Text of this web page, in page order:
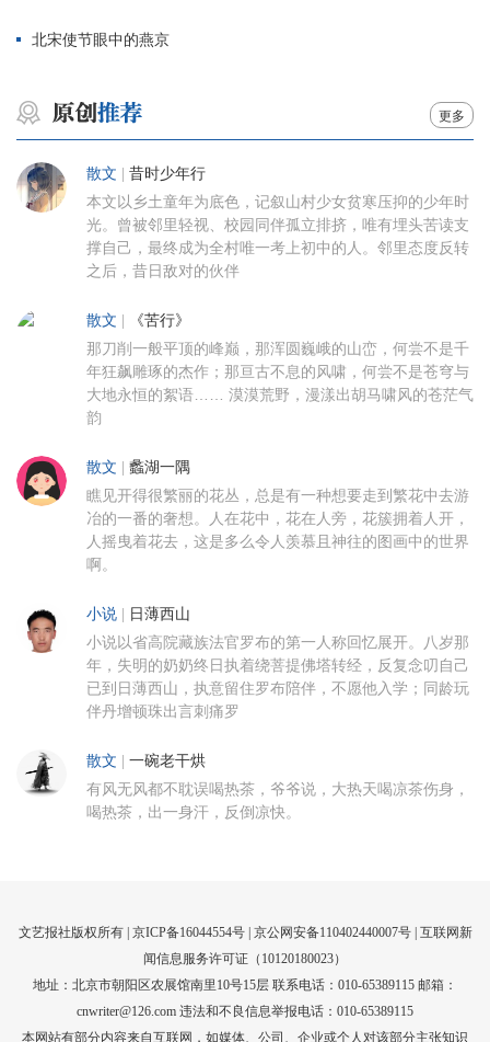
北宋使节眼中的燕京
更多
散文 昔时少年行
本文以乡土童年为底色，记叙山村少女贫寒压抑的少年时
光。曾被邻里轻视、校园同伴孤立排挤，唯有埋头苦读支
撑自己，最终成为全村唯一考上初中的人。邻里态度反转
之后，昔日敌对的伙伴
散文 《苦行》
那刀削一般平顶的峰巅，那浑圆巍峨的山峦，何尝不是千
年狂飙雕琢的杰作；那亘古不息的风啸，何尝不是苍穹与
大地永恒的絮语…… 漠漠荒野，漫漾出胡马啸风的苍茫气
韵
散文 蠡湖一隅
瞧见开得很繁丽的花丛，总是有一种想要走到繁花中去游
冶的一番的奢想。人在花中，花在人旁，花簇拥着人开，
人摇曳着花去，这是多么令人羡慕且神往的图画中的世界
啊。
小说 日薄西山
小说以省高院藏族法官罗布的第一人称回忆展开。八岁那
年，失明的奶奶终日执着绕菩提佛塔转经，反复念叨自己
已到日薄西山，执意留住罗布陪伴，不愿他入学；同龄玩
伴丹增顿珠出言刺痛罗
散文 一碗老干烘
有风无风都不耽误喝热茶，爷爷说，大热天喝凉茶伤身，
喝热茶，出一身汗，反倒凉快。
文艺报社版权所有 | 京ICP备16044554号| 京公网安备110402440007号 | 互联网新
闻信息服务许可证（10120180023）
地址：北京市朝阳区农展馆南里10号15层 联系电话：010-65389115 邮箱：
cnwriter@126.com 违法和不良信息举报电话：010-65389115
本网站有部分内容来自互联网，如媒体、公司、企业或个人对该部分主张知识